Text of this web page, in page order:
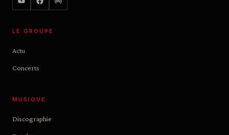
LE GROUPE
Actu
Concerts
MUSIQUE
Discographie